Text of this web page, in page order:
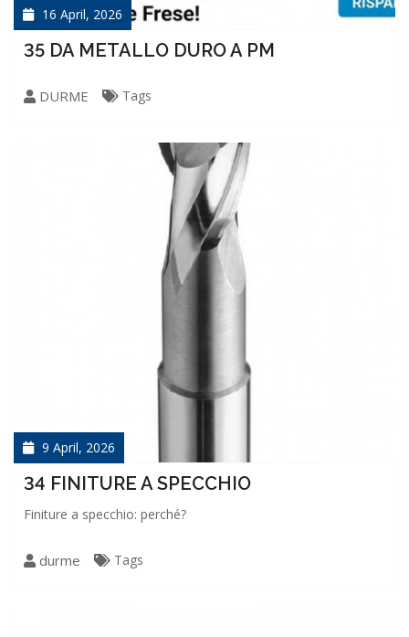
16 April, 2026
35 DA METALLO DURO A PM
DURME Tags
9 April, 2026
34 FINITURE A SPECCHIO
Finiture a specchio: perché?
durme Tags